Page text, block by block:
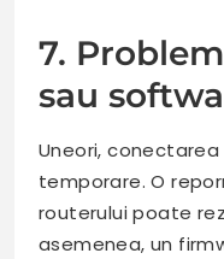
7.
sau
Uneori,
temporare. O
routerului poate
asemenea, un